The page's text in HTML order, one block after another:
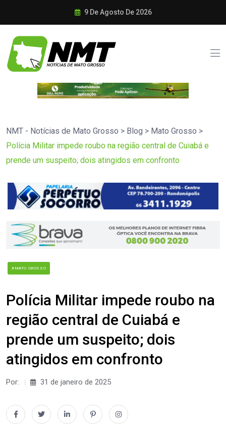
9 De Agosto De 2026
NMT - Notícias de Mato Grosso > Blog > Mato Grosso >
Polícia Militar impede roubo na região central de Cuiabá e
prende um suspeito; dois atingidos em confronto
#MATO GROSSO
Polícia Militar impede roubo na
região central de Cuiabá e
prende um suspeito; dois
atingidos em confronto
Por: 31 de janeiro de 2025